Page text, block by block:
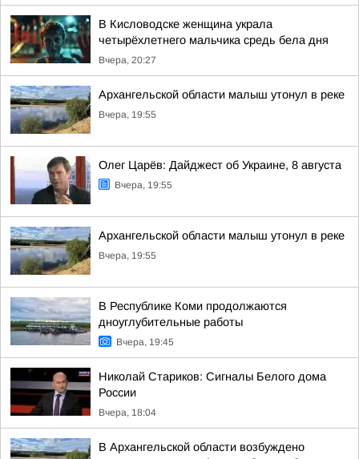
В Кисловодске женщина украла
четырёхлетнего мальчика средь бела дня
Вчера, 20:27
Архангельской области малыш утонул в реке
Вчера, 19:55
Олег Царёв: Дайджест об Украине, 8 августа
Вчера, 19:55
Архангельской области малыш утонул в реке
Вчера, 19:55
В Республике Коми продолжаются
дноуглубительные работы
Вчера, 19:45
Николай Стариков: Сигналы Белого дома
России
Вчера, 18:04
В Архангельской области возбуждено